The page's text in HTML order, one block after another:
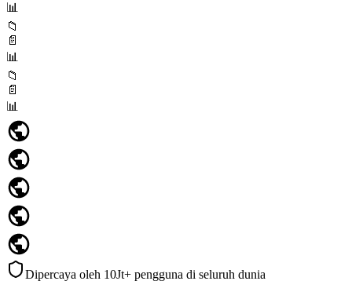
📊
📁
📄
📊
📁
📄
📊
Dipercaya oleh 10Jt+ pengguna di seluruh dunia